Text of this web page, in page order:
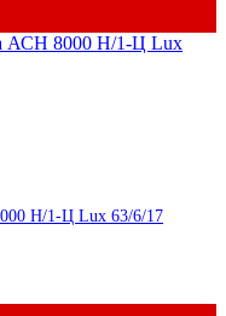
Н/1-Ц Lux 63/6/17